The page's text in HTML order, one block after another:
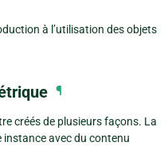
à l’utilisation des objets
¶
créés de plusieurs façons. La
instance avec du contenu